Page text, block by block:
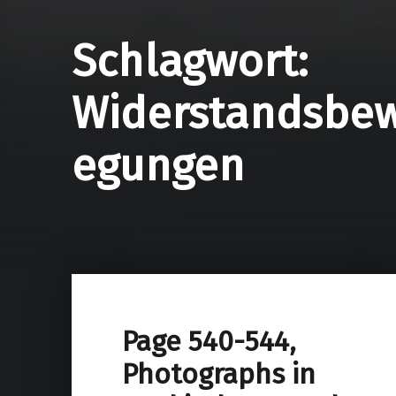
Schlagwort:
egungen
Page 540-544,
Photographs in